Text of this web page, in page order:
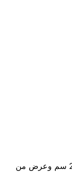
حجم الكيس طول الكيس من 5 سم الي 20 سم وعرض من